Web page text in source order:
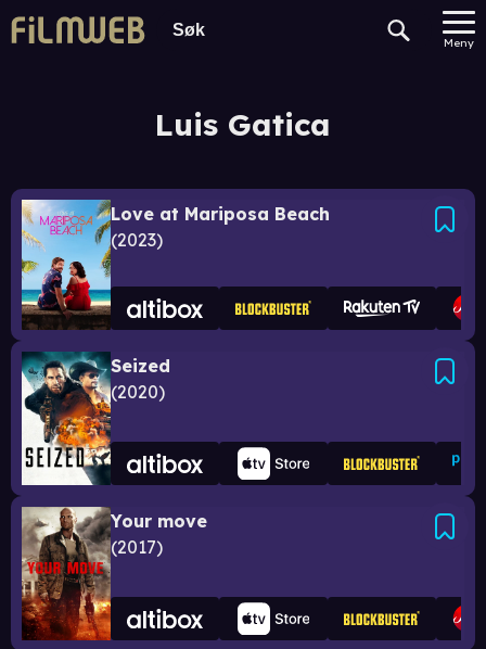
Meny
Luis Gatica
Love at Mariposa Beach
2023
Seized
2020
Your move
2017